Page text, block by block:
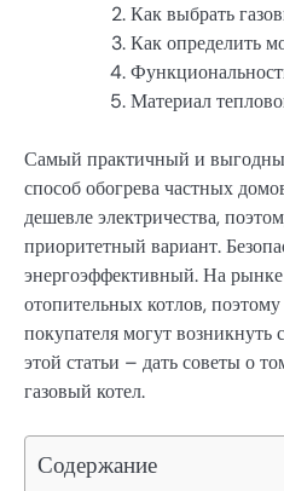
Как выбрать
Как определить
Материал
Самый практичный и
способ обогрева частных
дешевле электричества,
приоритетный вариант.
энергоэффективный. На
отопительных котлов,
покупателя могут
этой статьи – дать советы о
газовый котел.
Содержание